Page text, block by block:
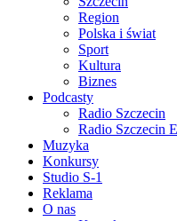
Region
Polska i świat
Sport
Kultura
Biznes
Podcasty
Radio Szczecin
Radio Szczecin
Muzyka
Konkursy
Studio S-1
Reklama
O nas